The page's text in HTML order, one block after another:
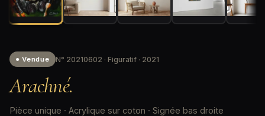
● Vendue N° 20210602 · Figuratif · 2021
Arachné.
Pièce unique · Acrylique sur coton · Signée bas droite